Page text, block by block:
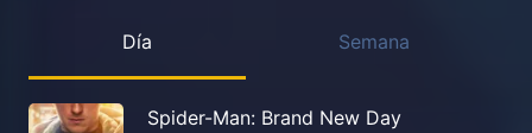
Día Semana
Spider-Man: Brand New Day